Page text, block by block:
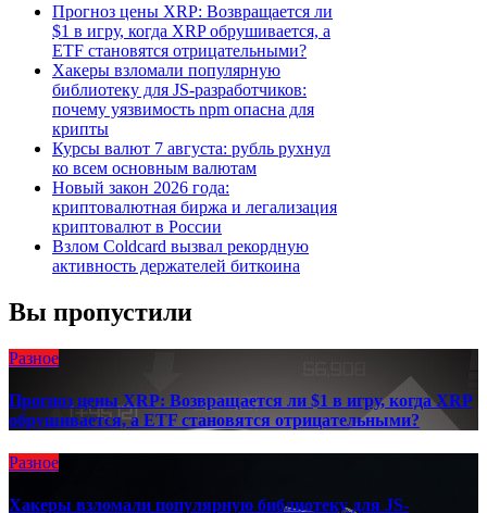
Прогноз цены XRP: Возвращается ли
$1 в игру, когда XRP обрушивается, а
ETF становятся отрицательными?
Хакеры взломали популярную
библиотеку для JS-разработчиков:
почему уязвимость npm опасна для
крипты
Курсы валют 7 августа: рубль рухнул
ко всем основным валютам
Новый закон 2026 года:
криптовалютная биржа и легализация
криптовалют в России
Взлом Coldcard вызвал рекордную
активность держателей биткоина
Вы пропустили
Разное
Прогноз цены XRP: Возвращается ли $1 в игру, когда XRP
обрушивается, а ETF становятся отрицательными?
Разное
Хакеры взломали популярную библиотеку для JS-